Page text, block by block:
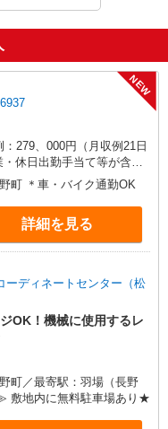
NEW
279、000円（月収例21日
休日出勤手当て等が含ま
通費全額支給
町 ＊車・バイク通勤OK
詳細を見る
ディネートセンター（松
OK！機械に使用するレ
町／最寄駅：羽場（長野
地内に無料駐車場あり★